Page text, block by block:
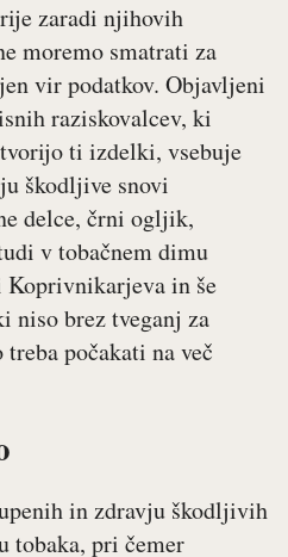
zaradi njihovih
moremo smatrati za
vir podatkov. Objavljeni
raziskovalcev, ki
ti izdelki, vsebuje
škodljive snovi
delce, črni ogljik,
v tobačnem dimu
in še
niso brez tveganj za
počakati na več
in zdravju škodljivih
tobaka, pri čemer